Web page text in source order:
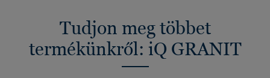
Tudjon meg többet
termékünkről: iQ GRANIT